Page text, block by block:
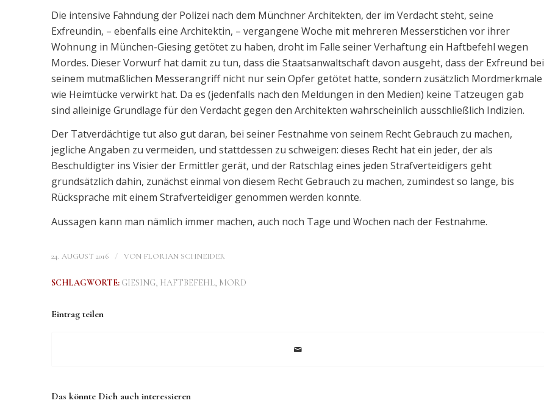
Die intensive Fahndung der Polizei nach dem Münchner Architekten, der im Verdacht steht, seine
Exfreundin, – ebenfalls eine Architektin, – vergangene Woche mit mehreren Messerstichen vor ihrer
Wohnung in München-Giesing getötet zu haben, droht im Falle seiner Verhaftung ein Haftbefehl wegen
Mordes. Dieser Vorwurf hat damit zu tun, dass die Staatsanwaltschaft davon ausgeht, dass der Exfreund bei
seinem mutmaßlichen Messerangriff nicht nur sein Opfer getötet hatte, sondern zusätzlich Mordmerkmale
wie Heimtücke verwirkt hat. Da es (jedenfalls nach den Meldungen in den Medien) keine Tatzeugen gab
sind alleinige Grundlage für den Verdacht gegen den Architekten wahrscheinlich ausschließlich Indizien.
Der Tatverdächtige tut also gut daran, bei seiner Festnahme von seinem Recht Gebrauch zu machen,
jegliche Angaben zu vermeiden, und stattdessen zu schweigen: dieses Recht hat ein jeder, der als
Beschuldigter ins Visier der Ermittler gerät, und der Ratschlag eines jeden Strafverteidigers geht
grundsätzlich dahin, zunächst einmal von diesem Recht Gebrauch zu machen, zumindest so lange, bis
Rücksprache mit einem Strafverteidiger genommen werden konnte.
Aussagen kann man nämlich immer machen, auch noch Tage und Wochen nach der Festnahme.
24. AUGUST 2016 / VON FLORIAN SCHNEIDER
SCHLAGWORTE: GIESING, HAFTBEFEHL, MORD
Eintrag teilen
Das könnte Dich auch interessieren